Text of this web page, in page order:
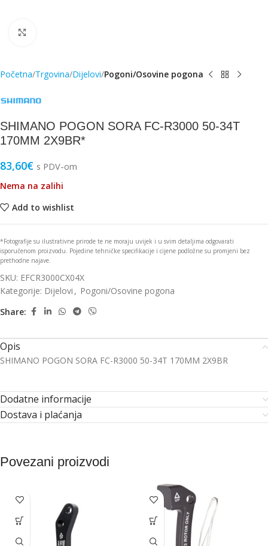
Početna Trgovina Dijelovi Pogoni/Osovine pogona
SHIMANO POGON SORA FC-R3000 50-34T
170MM 2X9BR*
83,60€ s PDV-om
Nema na zalihi
Add to wishlist
*Fotografije su ilustrativne prirode te ne moraju uvijek i u svim detaljima odgovarati
isporučenom proizvodu. Pojedine tehničke specifikacije i cijene podložne su promjeni bez
prethodne najave.
SKU: EFCR3000CX04X
Kategorije: Dijelovi , Pogoni/Osovine pogona
Share:
Opis
SHIMANO POGON SORA FC-R3000 50-34T 170MM 2X9BR
Dodatne informacije
Dostava i plaćanja
Povezani proizvodi